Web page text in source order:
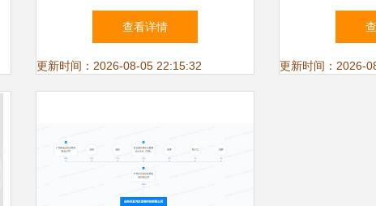
探秘智能制造的技术内涵与服
务增值
查看详情
更新时间：2026-08-05 22:15:32
新中式
更新时间：2026-